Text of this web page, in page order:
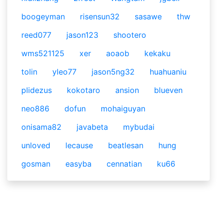
boogeyman
risensun32 sasawe
thw
reed077
jason123
shootero
wms521125
xer aoaob
kekaku
tolin
yleo77 jason5ng32
huahuaniu
plidezus
kokotaro ansion
blueven
neo886
dofun
mohaiguyan
onisama82
javabeta
mybudai
unloved
lecause beatlesan
hung
gosman
easyba cennatian ku66